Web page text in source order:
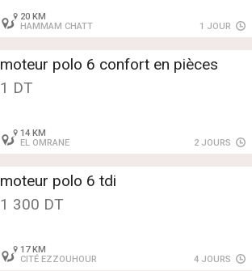
20 KM
HAMMAM CHATT
1 JOUR
moteur polo 6 confort en pièces
1 DT
14 KM
EL OMRANE
2 JOURS
moteur polo 6 tdi
1 300 DT
17 KM
CITÉ EZZOUHOUR
4 JOURS